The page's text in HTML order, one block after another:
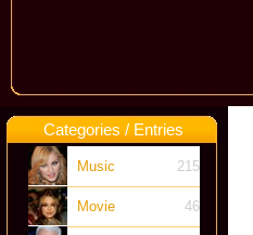
Categories / Entries
Music 215
Movie 46